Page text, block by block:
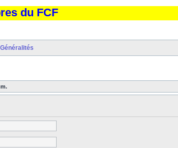
du FCF
Généralités